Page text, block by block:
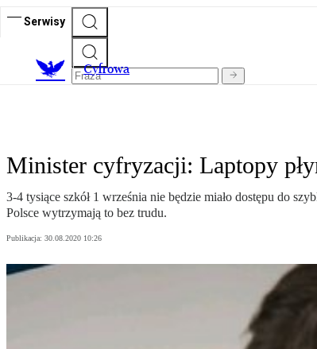
Serwisy
Cyfrowa
Minister cyfryzacji: Laptopy
3-4 tysiące szkół 1 września nie będzie miało dostępu do
Polsce wytrzymają to bez trudu.
Publikacja: 30.08.2020 10:26